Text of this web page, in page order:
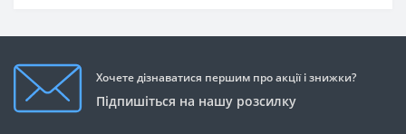
Хочете дізнаватися першим про акції і знижки?
Підпишіться на нашу розсилку